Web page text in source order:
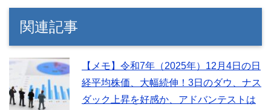
関連記事
【メモ】令和7年（2025年）12月4日の日
経平均株価、大幅続伸！3日のダウ、ナス
ダック上昇を好感か、アドバンテストは